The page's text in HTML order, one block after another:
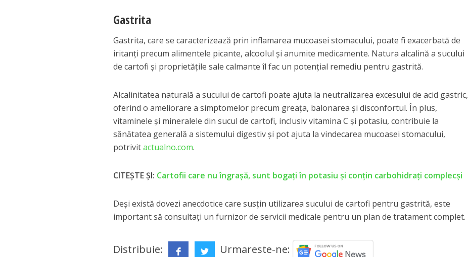
Gastrita
Gastrita, care se caracterizează prin inflamarea mucoasei stomacului, poate fi exacerbată de
iritanți precum alimentele picante, alcoolul și anumite medicamente. Natura alcalină a sucului
de cartofi și proprietățile sale calmante îl fac un potențial remediu pentru gastrită.
Alcalinitatea naturală a sucului de cartofi poate ajuta la neutralizarea excesului de acid gastric,
oferind o ameliorare a simptomelor precum greața, balonarea și disconfortul. În plus,
vitaminele și mineralele din sucul de cartofi, inclusiv vitamina C și potasiu, contribuie la
sănătatea generală a sistemului digestiv și pot ajuta la vindecarea mucoasei stomacului,
potrivitactualno.com.
CITEȘTE ȘI: Cartofii care nu îngrașă, sunt bogați în potasiu și conțin carbohidrați complecși
Deși există dovezi anecdotice care susțin utilizarea sucului de cartofi pentru gastrită, este
important să consultați un furnizor de servicii medicale pentru un plan de tratament complet.
Distribuie: Urmareste-ne: